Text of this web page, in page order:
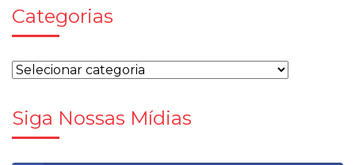
Categorias
Siga Nossas Mídias